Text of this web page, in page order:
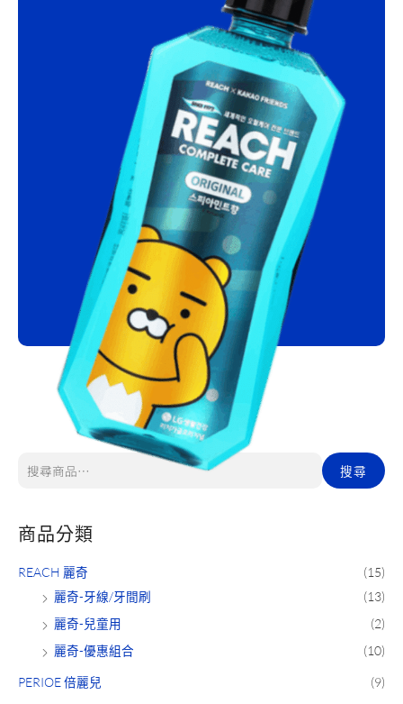
搜尋
商品分類
REACH 麗奇
(15)
麗奇-牙線/牙間刷
(13)
麗奇-兒童用
(2)
麗奇-優惠組合
(10)
PERIOE 倍麗兒 (9)